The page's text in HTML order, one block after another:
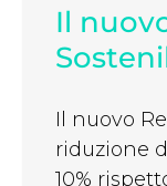
Il
Il nuovo
riduzione
10%